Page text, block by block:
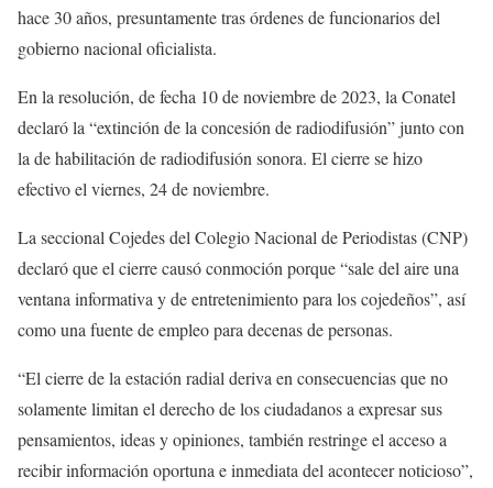
hace 30 años, presuntamente tras órdenes de funcionarios del
gobierno nacional oficialista.
En la resolución, de fecha 10 de noviembre de 2023, la Conatel
declaró la “extinción de la concesión de radiodifusión” junto con
la de habilitación de radiodifusión sonora. El cierre se hizo
efectivo el viernes, 24 de noviembre.
La seccional Cojedes del Colegio Nacional de Periodistas (CNP)
declaró que el cierre causó conmoción porque “sale del aire una
ventana informativa y de entretenimiento para los cojedeños”, así
como una fuente de empleo para decenas de personas.
“El cierre de la estación radial deriva en consecuencias que no
solamente limitan el derecho de los ciudadanos a expresar sus
pensamientos, ideas y opiniones, también restringe el acceso a
recibir información oportuna e inmediata del acontecer noticioso”,